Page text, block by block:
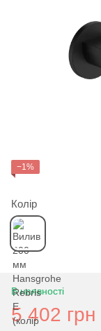
−1%
Колір
В наявності
5 402 грн